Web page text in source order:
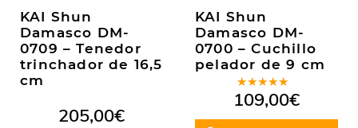
KAI Shun
Damasco DM-
0709 – Tenedor
trinchador de 16,5
cm
205,00€
KAI Shun
Damasco DM-
0700 – Cuchillo
pelador de 9 cm
Valorado
en5.00de
5
109,00€